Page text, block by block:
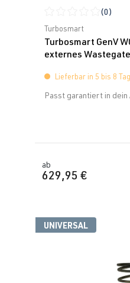
Durchschnittliche
(0)
Turbosmart
Turbosmart GenV
externes Wastegate
Lieferbar in 5 bis 8
Passt garantiert in dein
ab
629,95 €
UNIVERSAL